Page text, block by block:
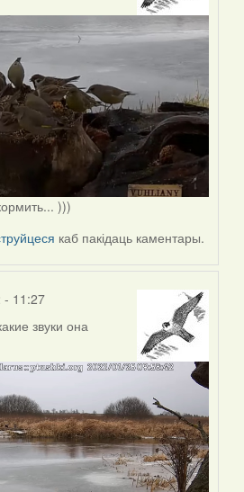
)))
каб пакідаць каментары.
11:27
звуки она